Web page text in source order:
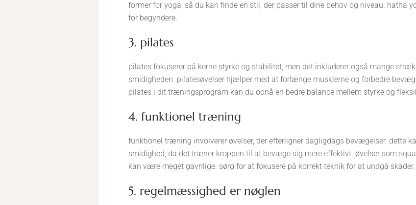
former for yoga, så du kan finde en stil, der passer til dine behov og niveau. hatha
for begyndere.
3. pilates
pilates fokuserer på kerne styrke og stabilitet, men det inkluderer også mange
smidigheden. pilatesøvelser hjælper med at forlænge musklerne og forbedre
pilates i dit træningsprogram kan du opnå en bedre balance mellem styrke og
4. funktionel træning
funktionel træning involverer øvelser, der efterligner dagligdags bevægelser. dette
smidighed, da det træner kroppen til at bevæge sig mere effektivt. øvelser som
kan være meget gavnlige. sørg for at fokusere på korrekt teknik for at undgå skader.
5. regelmæssighed er nøglen